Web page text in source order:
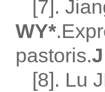
[7].
WY*
pastoris.
[8]. Lu